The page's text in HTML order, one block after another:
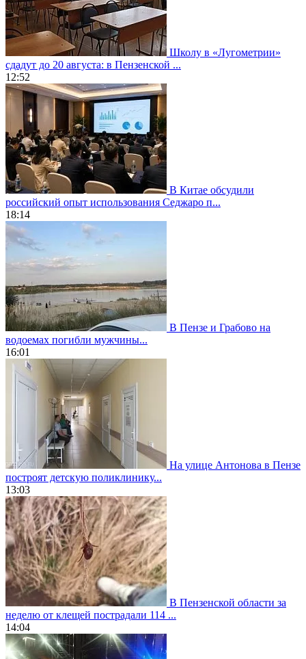
Школу в «Лугометрии»
сдадут до 20 августа: в Пензенской ...
12:52
В Китае обсудили
российский опыт использования Седжаро п...
18:14
В Пензе и Грабово на
водоемах погибли мужчины...
16:01
На улице Антонова в Пензе
построят детскую поликлинику...
13:03
В Пензенской области за
неделю от клещей пострадали 114 ...
14:04